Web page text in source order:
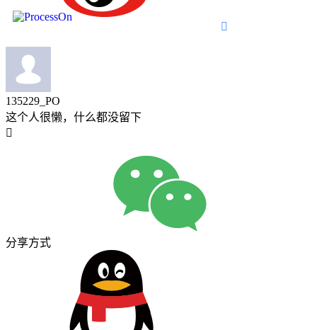

135229_PO
这个人很懒，什么都没留下

分享方式